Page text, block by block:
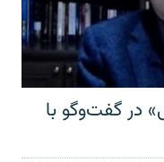
در گفت‌وگو با